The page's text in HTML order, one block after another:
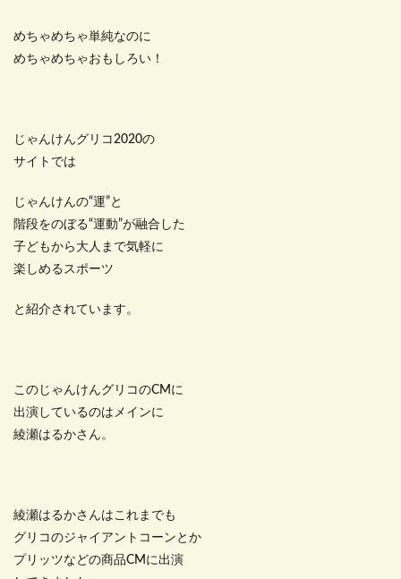
めちゃめちゃ単純なのに
めちゃめちゃおもしろい！
じゃんけんグリコ2020の
サイトでは
じゃんけんの“運”と
階段をのぼる“運動”が融合した
子どもから大人まで気軽に
楽しめるスポーツ
と紹介されています。
このじゃんけんグリコのCMに
出演しているのはメインに
綾瀬はるかさん。
綾瀬はるかさんはこれまでも
グリコのジャイアントコーンとか
プリッツなどの商品CMに出演